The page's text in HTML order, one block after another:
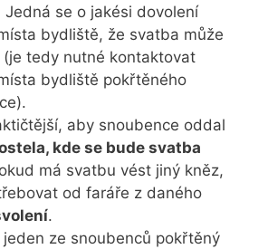
Jedná se o jakési dovolení
bydliště, že svatba může
tedy nutné kontaktovat
bydliště pokřtěného
aby snoubence oddal
kde se bude svatba
má svatbu vést jiný kněz,
od faráře z daného
.
jeden ze snoubenců pokřtěný